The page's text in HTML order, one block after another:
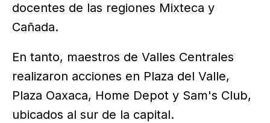
docentes de las regiones Mixteca y
Cañada.
En tanto, maestros de Valles Centrales
realizaron acciones en Plaza del Valle,
Plaza Oaxaca, Home Depot y Sam's Club,
ubicados al sur de la capital.